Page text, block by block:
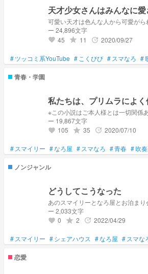
天才少女さんはみんなに愛
可愛い天才は色んな人から可愛が
ー 24,896文字
favorite 45 grade 11 update 2020/09/27
#ツッコミ系YouTube # こくびび # スマなろ #
青春・学園
私たちは、プリムラによく
ー 19,867文字
favorite 105 grade 35 update 2020/07/10
# スマイリー #なろ屋 # スマなろ #青春 #吹
ノンジャンル
どうしてこうなった
ー 2,033文字
favorite 0 grade 2 update 2022/04/29
# スマイリー #シェアハウス #なろ屋 # スマな
恋愛